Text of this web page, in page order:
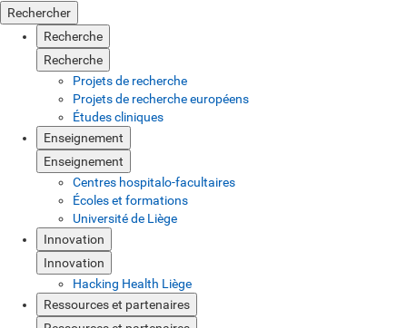
Rechercher
Recherche
Recherche
Projets de recherche
Projets de recherche européens
Études cliniques
Enseignement
Enseignement
Centres hospitalo-facultaires
Écoles et formations
Université de Liège
Innovation
Innovation
Hacking Health Liège
Ressources et partenaires